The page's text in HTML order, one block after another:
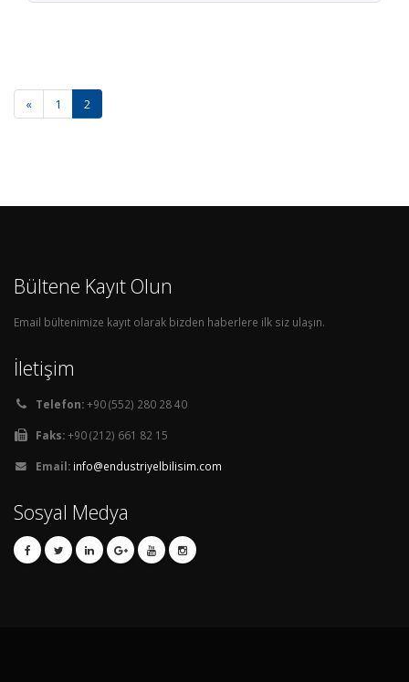
« 1 2
Bültene Kayıt Olun
Email bültenimize kayıt olarak bizden haberlere ilk siz ulaşın.
İletişim
Telefon:+90 (552) 280 28 40
Faks:+90 (212) 661 82 15
Email: info@endustriyelbilisim.com
Sosyal Medya